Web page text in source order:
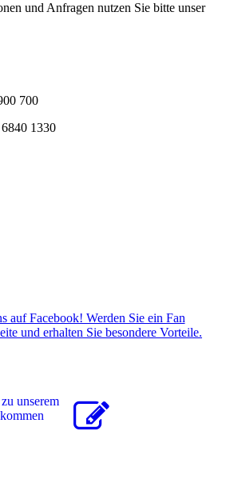
und Anfragen nutzen Sie bitte unser
700
1330
auf Facebook! Werden Sie ein Fan
und erhalten Sie besondere Vorteile.
unserem